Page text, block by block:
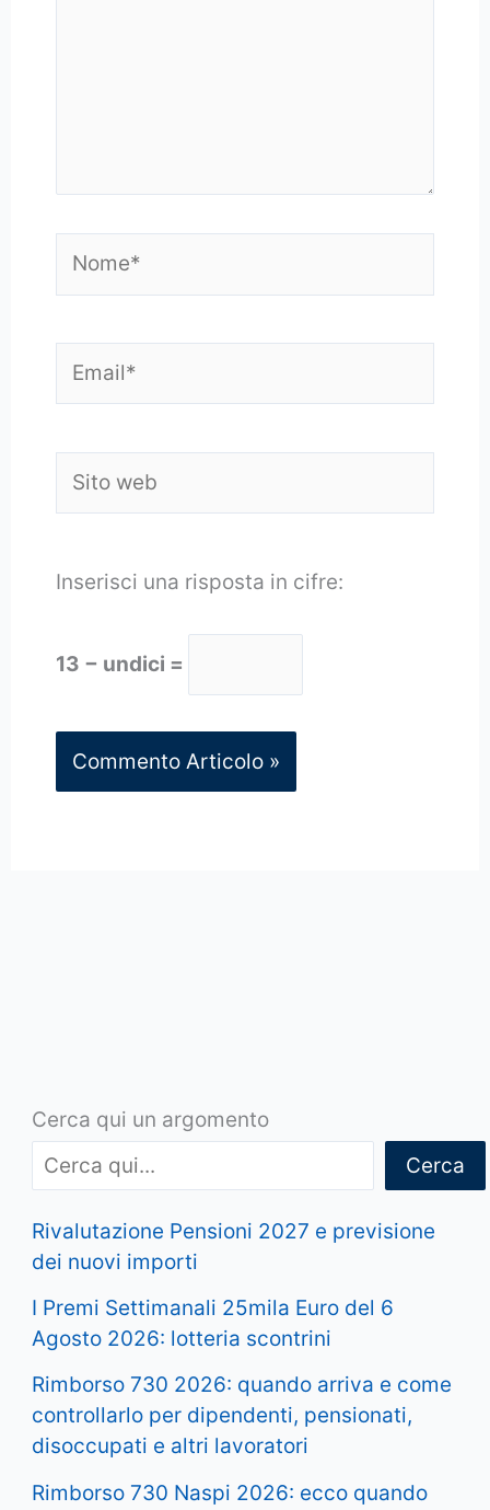
web
Inserisci una risposta in cifre:
13 − undici =
Cerca qui un argomento
Cerca
Rivalutazione Pensioni 2027 e previsione
dei nuovi importi
I Premi Settimanali 25mila Euro del 6
Agosto 2026: lotteria scontrini
Rimborso 730 2026: quando arriva e come
controllarlo per dipendenti, pensionati,
disoccupati e altri lavoratori
Rimborso 730 Naspi 2026: ecco quando